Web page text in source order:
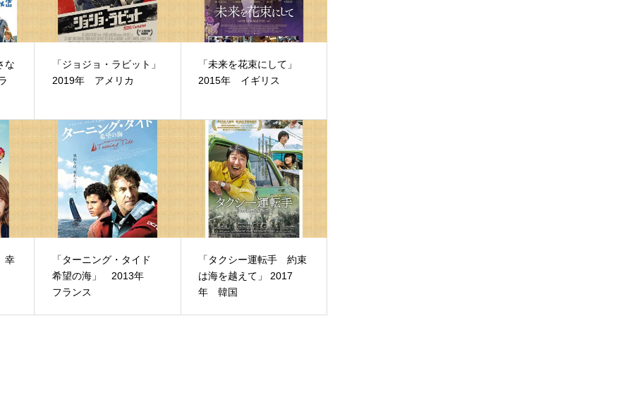
な
「ジョジョ・ラビット」
2019年 アメリカ
「未来を花束にして」
2015年 イギリス
幸
「ターニング・タイド
希望の海」 2013年
フランス
「タクシー運転手 約束
は海を越えて」 2017
年 韓国